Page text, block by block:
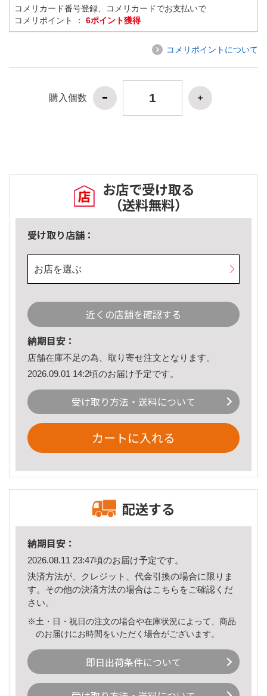
コメリカード番号登録、コメリカードでお支払いで
コメリポイント ： 6ポイント獲得
コメリポイントについて
購入個数
お店で受け取る
（送料無料）
受け取り店舗：
お店を選ぶ
近くの店舗を確認する
納期目安：
店舗在庫不足の為、取り寄せ注文となります。
2026.09.01 14:2頃のお届け予定です。
受け取り方法・送料について
カートに入れる
配送する
納期目安：
2026.08.11 23:47頃のお届け予定です。
決済方法が、クレジット、代金引換の場合に限りま
す。その他の決済方法の場合はこちら をご確認くだ
さい。
※土・日・祝日の注文の場合や在庫状況によって、商品
のお届けにお時間をいただく場合がございます。
即日出荷条件について